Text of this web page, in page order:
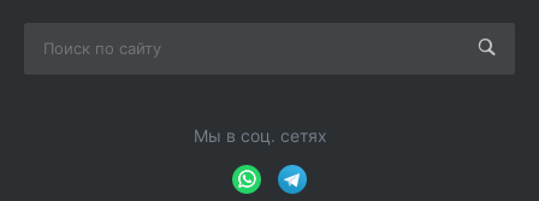
Мы в соц. сетях